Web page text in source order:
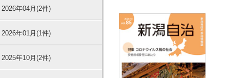
2026年04月(2件)
2026年01月(1件)
2025年10月(2件)